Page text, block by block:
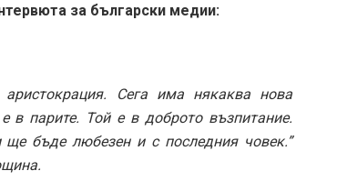
за български медии:
Сега има някаква нова
в парите. Той е в доброто възпитание.
ще бъде любезен и с последния човек.”